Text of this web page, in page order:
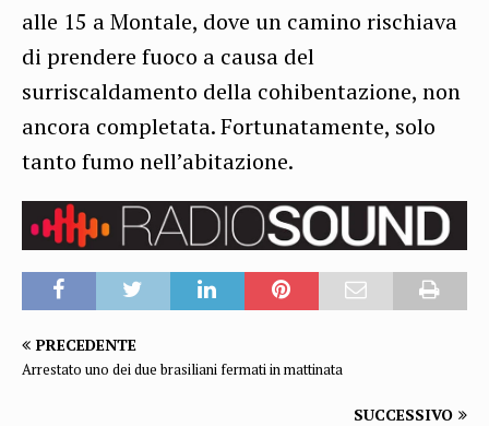
alle 15 a Montale, dove un camino rischiava
di prendere fuoco a causa del
surriscaldamento della cohibentazione, non
ancora completata. Fortunatamente, solo
tanto fumo nell’abitazione.
PRECEDENTE
Arrestato uno dei due brasiliani fermati in mattinata
SUCCESSIVO